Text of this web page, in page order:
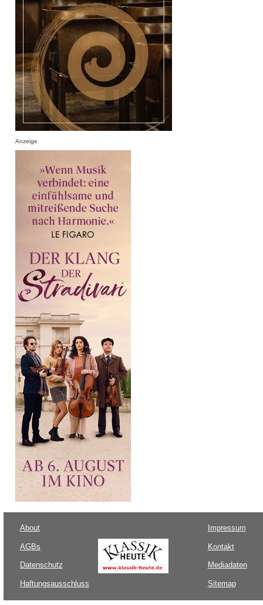
Anzeige
About
AGBs
Datenschutz
Haftungsausschluss
Impressum
Kontakt
Mediadaten
Sitemap